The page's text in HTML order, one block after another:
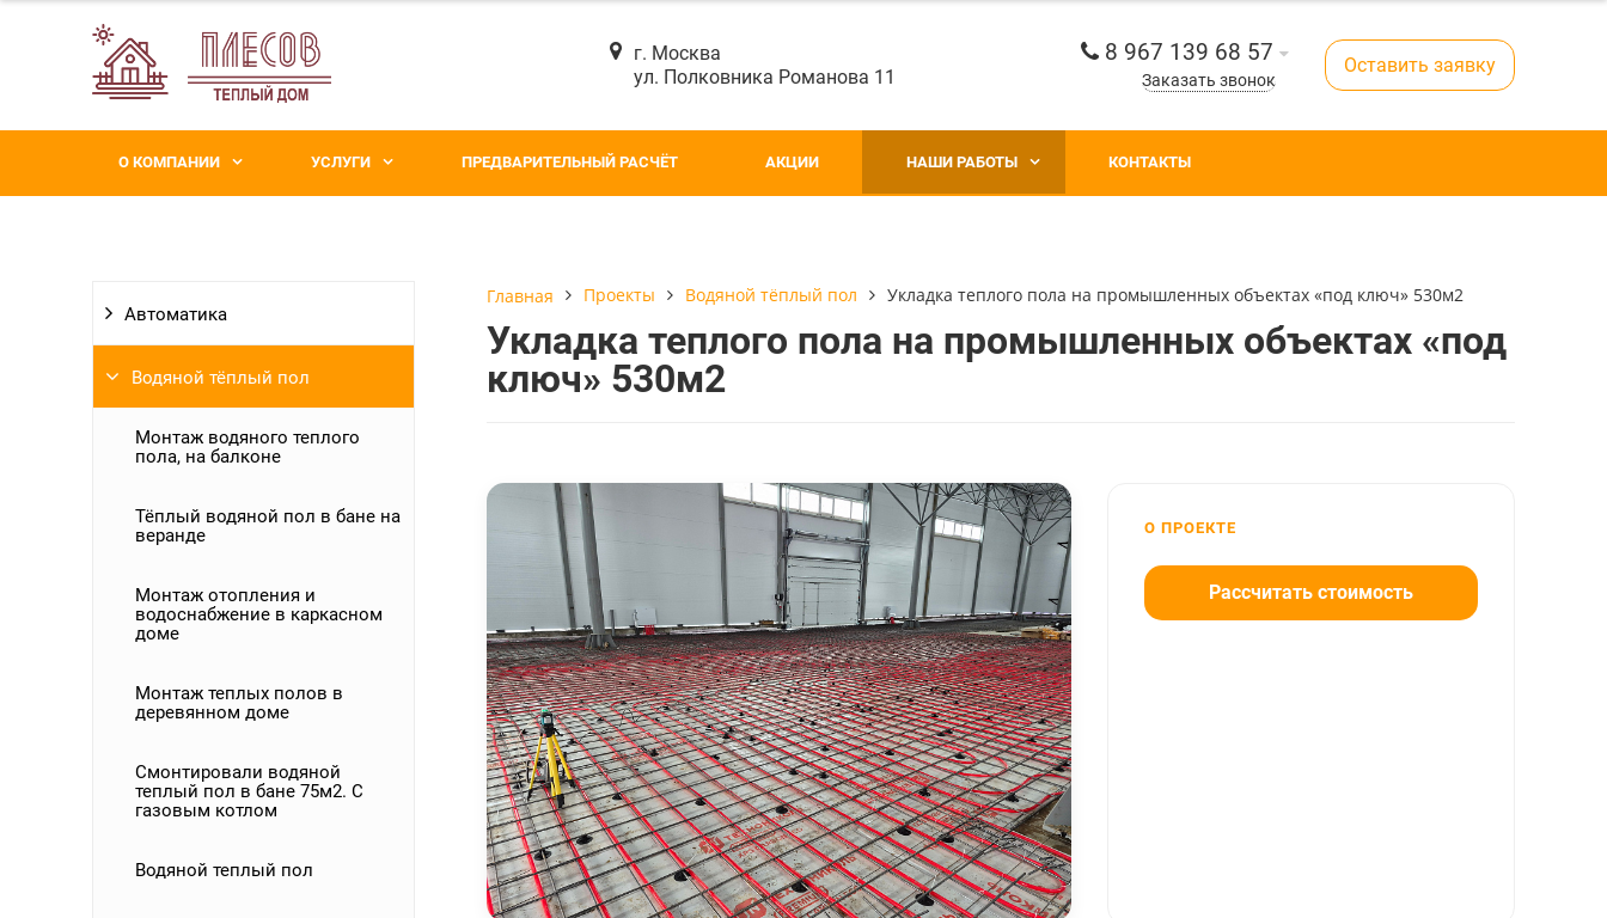
г. Москва
ул. Полковника Романова 11
8 967 139 68 57
Заказать звонок
Оставить заявку
О КОМПАНИИ УСЛУГИ ПРЕДВАРИТЕЛЬНЫЙ РАСЧЁТ АКЦИИ НАШИ РАБОТЫ КОНТАКТЫ
Автоматика
Водяной тёплый пол
Монтаж водяного теплого
пола, на балконе
Тёплый водяной пол в бане на
веранде
Монтаж отопления и
водоснабжение в каркасном
доме
Монтаж теплых полов в
деревянном доме
Смонтировали водяной
теплый пол в бане 75м2. С
газовым котлом
Водяной теплый пол
Главная Проекты Водяной тёплый пол Укладка теплого пола на промышленных объектах «под ключ» 530м2
Укладка теплого пола на промышленных объектах «под
ключ» 530м2
О ПРОЕКТЕ
Рассчитать стоимость